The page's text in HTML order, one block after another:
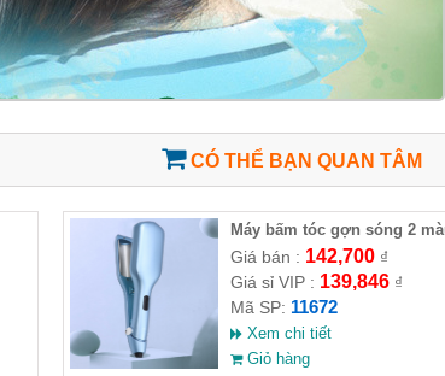
CÓ THỂ BẠN QUAN TÂM
Máy bấm tóc gợn sóng 2
hồng)
Giá bán : 142,700₫
Giá sỉ VIP : 139,846₫
Mã SP: 11672
Xem chi tiết
Giỏ hàng